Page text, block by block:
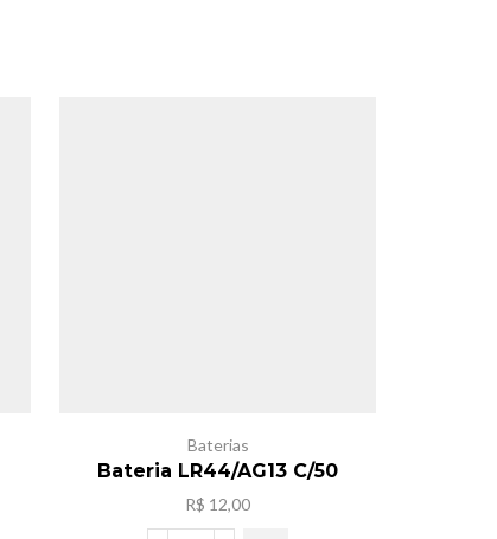
Baterias
Bateria LR44/AG13 C/50
R$ 12,00